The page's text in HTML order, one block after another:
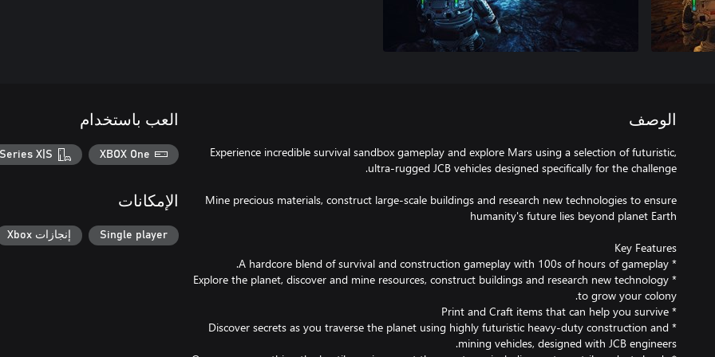
الوصف
Experience incredible survival sandbox gameplay and explore Mars using a selection of futuristic,
Mine precious materials, construct large-scale buildings and research new technologies to ensure
* Explore the planet, discover and mine resources, construct buildings and research new technology
* Discover secrets as you traverse the planet using highly futuristic heavy-duty construction and
العب باستخدام
XBOX One
X|S
الإمكانات
Single player إنجازات Xbox